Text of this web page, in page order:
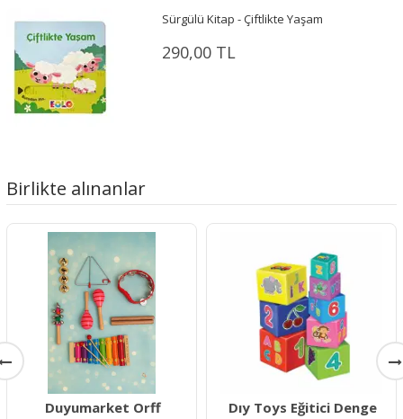
Sürgülü Kitap - Çiftlikte Yaşam
290,00 TL
Birlikte alınanlar
Duyumarket Orff
Dıy Toys Eğitici Denge